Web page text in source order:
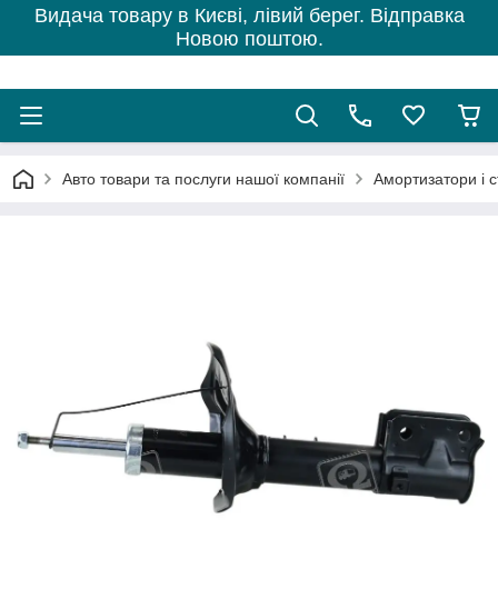
Видача товару в Києві, лівий берег. Відправка
Новою поштою.
Авто товари та послуги нашої компанії Амортизатори і